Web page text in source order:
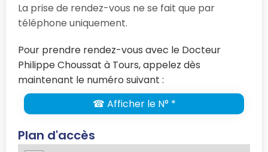
La prise de rendez-vous ne se fait que par
téléphone uniquement.
Pour prendre rendez-vous avec le Docteur
Philippe Choussat à Tours, appelez dès
maintenant le numéro suivant :
☎ Afficher le N° *
Plan d'accès